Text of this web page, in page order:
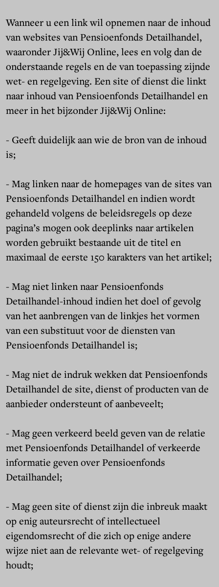
Wanneer u een link wil opnemen naar de inhoud
van websites van Pensioenfonds Detailhandel,
waaronder Jij&Wij Online, lees en volg dan de
onderstaande regels en de van toepassing zijnde
wet- en regelgeving. Een site of dienst die linkt
naar inhoud van Pensioenfonds Detailhandel en
meer in het bijzonder Jij&Wij Online:
- Geeft duidelijk aan wie de bron van de inhoud
is;
- Mag linken naar de homepages van de sites van
Pensioenfonds Detailhandel en indien wordt
gehandeld volgens de beleidsregels op deze
pagina’s mogen ook deeplinks naar artikelen
worden gebruikt bestaande uit de titel en
maximaal de eerste 150 karakters van het artikel;
- Mag niet linken naar Pensioenfonds
Detailhandel-inhoud indien het doel of gevolg
van het aanbrengen van de linkjes het vormen
van een substituut voor de diensten van
Pensioenfonds Detailhandel is;
- Mag niet de indruk wekken dat Pensioenfonds
Detailhandel de site, dienst of producten van de
aanbieder ondersteunt of aanbeveelt;
- Mag geen verkeerd beeld geven van de relatie
met Pensioenfonds Detailhandel of verkeerde
informatie geven over Pensioenfonds
Detailhandel;
- Mag geen site of dienst zijn die inbreuk maakt
op enig auteursrecht of intellectueel
eigendomsrecht of die zich op enige andere
wijze niet aan de relevante wet- of regelgeving
houdt;